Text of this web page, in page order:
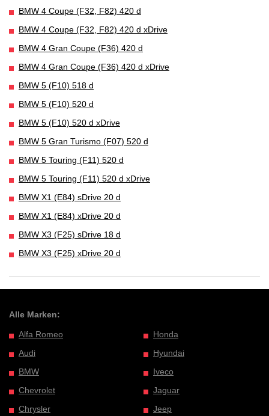
BMW 4 Coupe (F32, F82) 420 d
BMW 4 Coupe (F32, F82) 420 d xDrive
BMW 4 Gran Coupe (F36) 420 d
BMW 4 Gran Coupe (F36) 420 d xDrive
BMW 5 (F10) 518 d
BMW 5 (F10) 520 d
BMW 5 (F10) 520 d xDrive
BMW 5 Gran Turismo (F07) 520 d
BMW 5 Touring (F11) 520 d
BMW 5 Touring (F11) 520 d xDrive
BMW X1 (E84) sDrive 20 d
BMW X1 (E84) xDrive 20 d
BMW X3 (F25) sDrive 18 d
BMW X3 (F25) xDrive 20 d
Alle Marken:
Alfa Romeo
Audi
BMW
Chevrolet
Chrysler
Honda
Hyundai
Iveco
Jaguar
Jeep